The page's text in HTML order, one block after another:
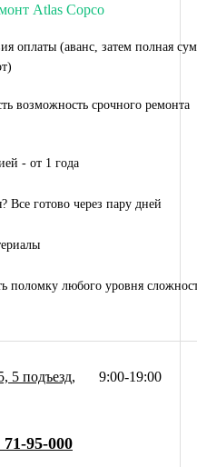
Atlas Copco
оплаты (аванс, затем полная
возможность срочного ремонта
- от 1 года
Все готово через пару дней
поломку любого уровня
9:00-19:00
5 подъезд,
95-000